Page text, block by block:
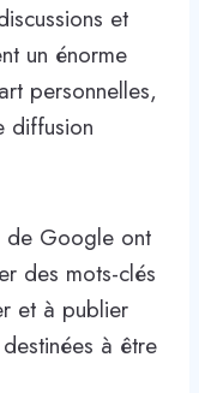
et
un énorme
personnelles,
diffusion
de Google ont
des mots-clés
et à publier
à être